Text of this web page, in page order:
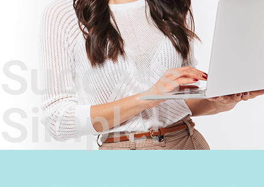
Success,
Simple!